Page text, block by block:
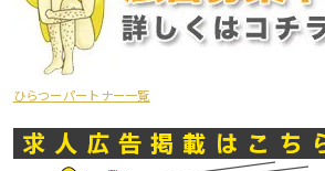
ひらつーパートナー一覧